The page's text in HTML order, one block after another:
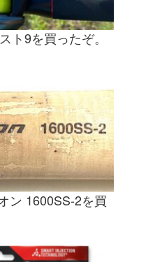
9を買ったぞ。
ン 1600SS-2を買